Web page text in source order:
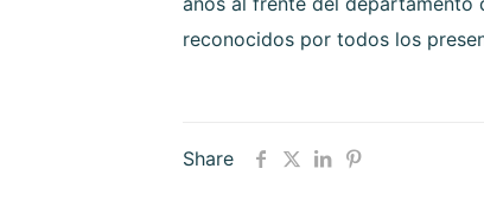
reconocidos por todos los
Share